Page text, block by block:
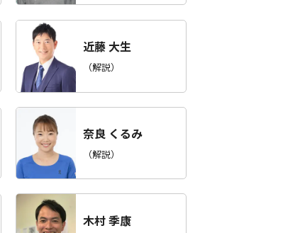
近藤 大生
（解説）
奈良 くるみ
（解説）
木村 季康